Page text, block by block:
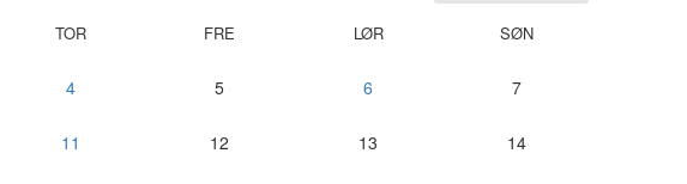
TOR FRE LØR SØN
4 5 6 7
11 12 13 14